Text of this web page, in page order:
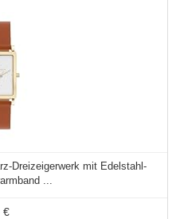
Dreizeigerwerk mit Edelstahl-
...
€